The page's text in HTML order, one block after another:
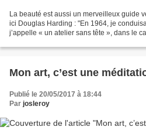
La beauté est aussi un merveilleux guide
ici Douglas Harding : "En 1964, je
j’appelle « un atelier sans tête », dans le
Mon art, c’est une
Publié le 20/05/2017 à 18:44
Par josleroy